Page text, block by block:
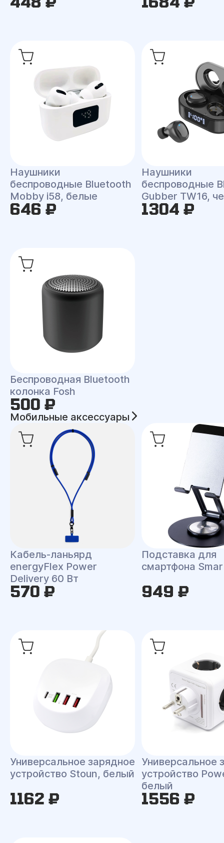
Наушники
беспроводные Bluetooth
Mobby i58, белые
646 ₽
Наушники
беспроводные
Gubber TW16,
1304 ₽
Беспроводная Bluetooth
колонка Fosh
500 ₽
Мобильные аксессуары
Кабель-ланьярд
energyFlex Power
Delivery 60 Вт
570 ₽
Подставка для
смартфона
949 ₽
Универсальное зарядное
устройство Stoun, белый
1162 ₽
Универсальное
устройство
белый
1556 ₽